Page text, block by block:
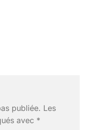
publiée. Les
avec *